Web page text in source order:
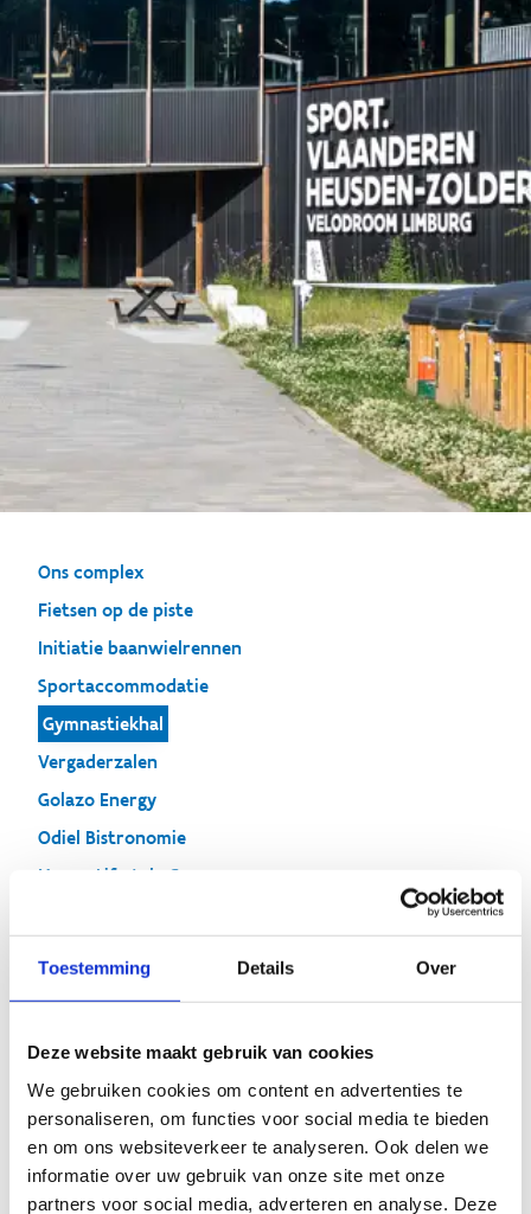
Toestemming Details Over
Deze website maakt gebruik van cookies
We gebruiken cookies om content en advertenties te
personaliseren, om functies voor social media te bieden
en om ons websiteverkeer te analyseren. Ook delen we
informatie over uw gebruik van onze site met onze
partners voor social media, adverteren en analyse. Deze
Ons complex
Fietsen op de piste
Initiatie baanwielrennen
Sportaccommodatie
Gymnastiekhal
Vergaderzalen
Golazo Energy
Odiel Bistronomie
Mooze Lifestyle Gym
Gymnastiekhal